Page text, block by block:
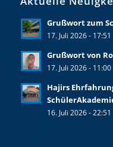
Grußwort zum
17. Juli 2026 - 17:51
Grußwort von
17. Juli 2026 - 11:00
Hajirs
16. Juli 2026 - 22:51